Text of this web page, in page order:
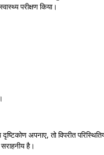
परीक्षण किया।
अपनाए, तो विपरीत
है।